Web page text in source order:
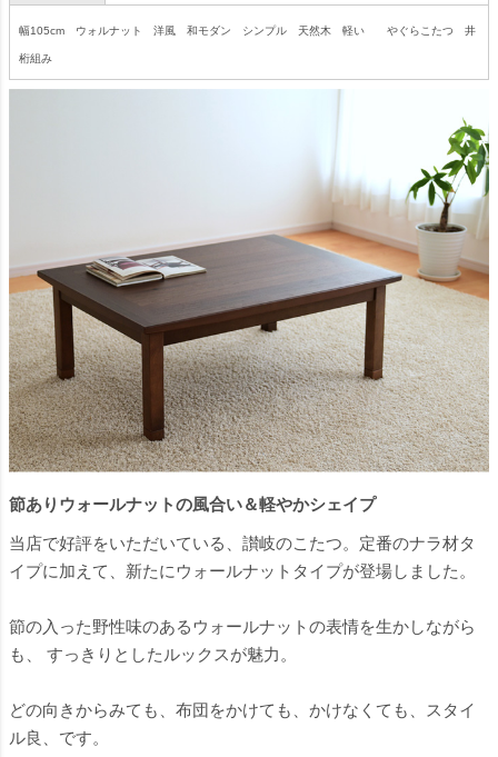
幅105cm ウォルナット 洋風 和モダン シンプル 天然木 軽い やぐらこたつ 井
桁組み
節ありウォールナットの風合い＆軽やかシェイプ
当店で好評をいただいている、讃岐のこたつ。定番のナラ材タ
イプに加えて、新たにウォールナットタイプが登場しました。
節の入った野性味のあるウォールナットの表情を生かしながら
も、 すっきりとしたルックスが魅力。
どの向きからみても、布団をかけても、かけなくても、スタイ
ル良、です。